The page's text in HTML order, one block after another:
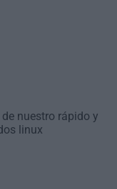
nuestro rápido y
linux